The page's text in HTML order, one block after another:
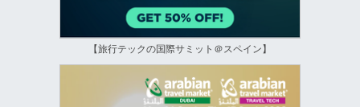
【旅行テックの国際サミット＠スペイン】